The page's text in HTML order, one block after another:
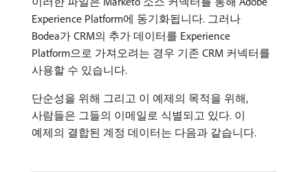
Experience Platform에 동기화됩니다. 그러나
Bodea가 CRM의 추가 데이터를 Experience
Platform으로 가져오려는 경우 기존 CRM 커넥터를
사용할 수 있습니다.
단순성을 위해 그리고 이 예제의 목적을 위해,
사람들은 그들의 이메일로 식별되고 있다. 이
예제의 결합된 계정 데이터는 다음과 같습니다.